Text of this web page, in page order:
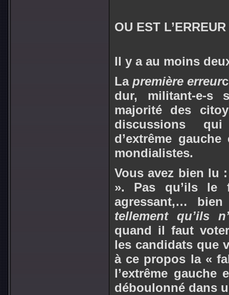
OU EST
Il y a au moins
La première erreur
dur, militant-e-s
majorité des
discussions
d’extrême
mondialistes.
Vous avez bien lu
». Pas qu’ils le
agressant,…
tellement qu’ils
quand il faut
les candidats que
à ce propos la «
l’extrême gauche
déboulonné dans